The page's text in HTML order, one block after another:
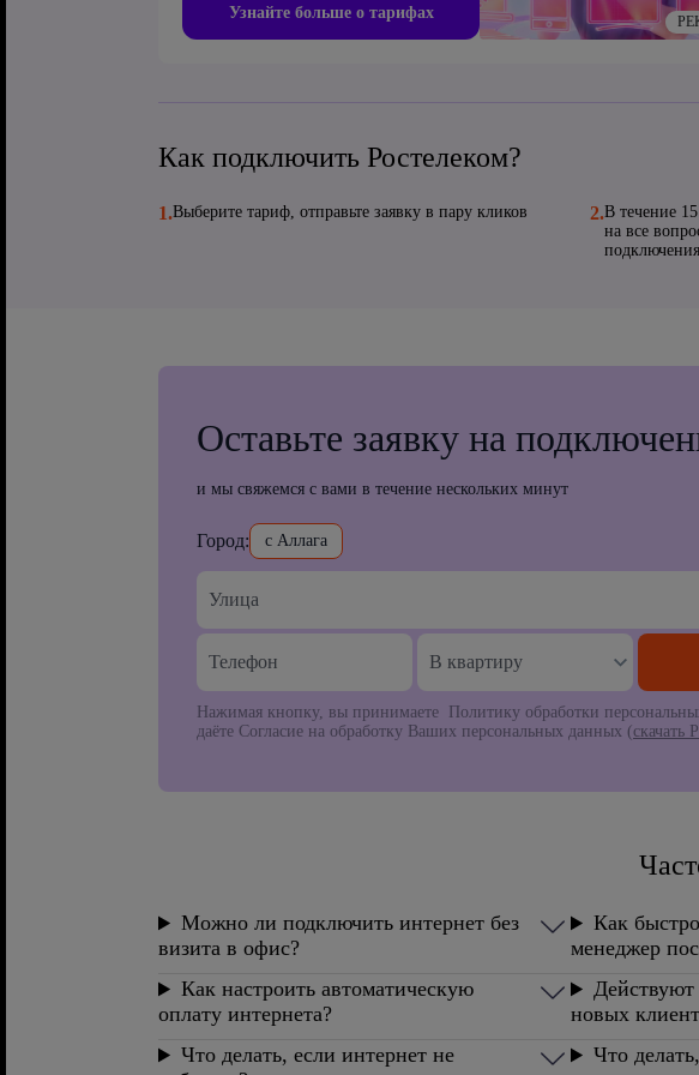
Узнайте больше о тарифах
Как подключить Ростелеком?
1.Выберите тариф, отправьте заявку в пару кликов 2.В течение
на все
подключения
Оставьте заявку на
и мы свяжемся с вами в течение нескольких минут
Город: с Аллага
В квартиру
Нажимая кнопку, вы принимаете Политику обработки
даёте Согласие на обработку Ваших персональных данных (скачать
Можно ли подключить интернет без
визита в офис?
Как
менеджер
Как настроить автоматическую
оплату интернета?
новых
Что делать, если интернет не
Что